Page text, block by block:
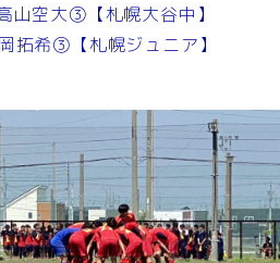
山空大③【札幌大谷中】
拓希③【札幌ジュニア】